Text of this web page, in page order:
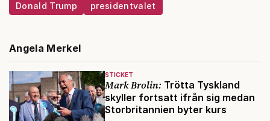
Donald Trump
presidentvalet
Angela Merkel
STICKET
Mark Brolin: Trötta Tyskland
skyller fortsatt ifrån sig medan
Storbritannien byter kurs